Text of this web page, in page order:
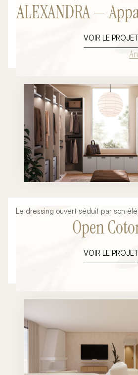
une ambiance méditerranéenne
chaleureuse et audacieuse.
ALEXANDRA —
à Cannes
VOIR LE PROJET
Le dressing ouvert séduit par son
fonctionnalité et sa capacité à
en véritable suite parentale. Pensé
accessoire tout en offrant une
adaptée à votre quotidien. Cette
de la collection Orme illustre
contemporaines et ses finitions
créent un espace raffiné où chaque
conjuguer esthétique et praticité.
Signature Collection, nous
ouvert entièrement sur mesure afin
naturellement à votre intérieur et
vos habitudes de rangement.
Open
VOIR LE PROJET